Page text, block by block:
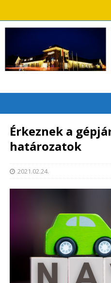
Érkeznek a
határozatok
2021.02.24.